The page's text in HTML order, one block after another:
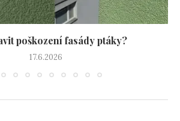
poškození fasády ptáky?
17.6.2026